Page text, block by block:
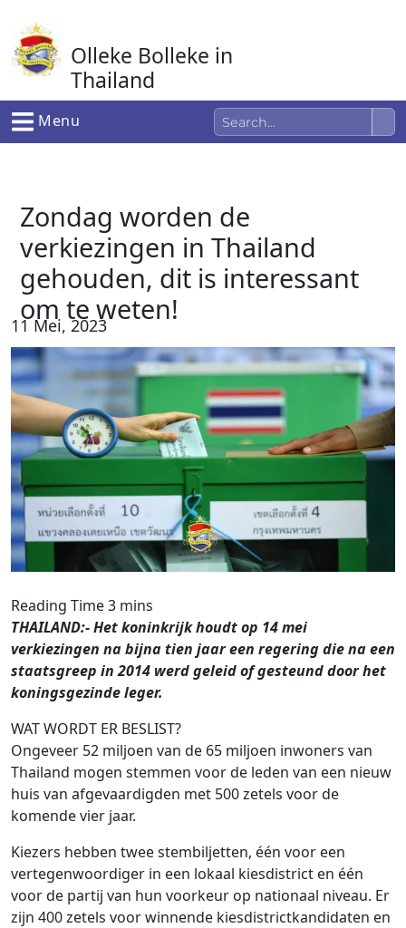
naar
de
inhoud
Olleke Bolleke in
Thailand
In Thailand
Menu
Zondag worden de
verkiezingen in Thailand
gehouden, dit is interessant
om te weten!
11 Mei, 2023
THAILAND:- Het koninkrijk houdt op 14 mei
verkiezingen na bijna tien jaar een regering die na een
staatsgreep in 2014 werd geleid of gesteund door het
koningsgezinde leger.
WAT WORDT ER BESLIST?
Ongeveer 52 miljoen van de 65 miljoen inwoners van
Thailand mogen stemmen voor de leden van een nieuw
huis van afgevaardigden met 500 zetels voor de
komende vier jaar.
Kiezers hebben twee stembiljetten, één voor een
vertegenwoordiger in een lokaal kiesdistrict en één
voor de partij van hun voorkeur op nationaal niveau. Er
zijn 400 zetels voor winnende kiesdistrictkandidaten en